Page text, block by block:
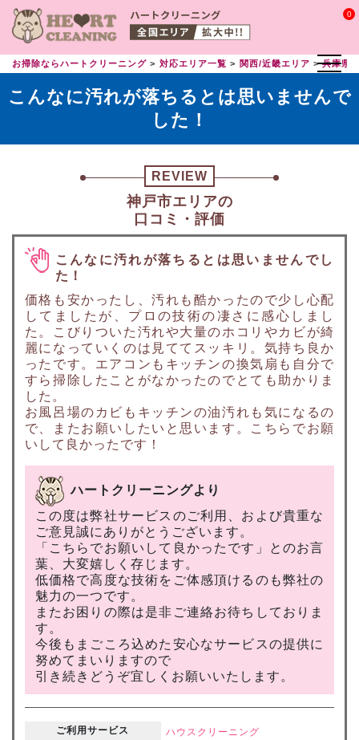
0
お掃除ならハートクリーニング 対応エリア一覧 関西/近畿エリア 兵庫県
こんなに汚れが落ちるとは思いませんで
した！
REVIEW
神戸市エリアの
口コミ・評価
こんなに汚れが落ちるとは思いませんでし
た！
価格も安かったし、汚れも酷かったので少し心配
してましたが、プロの技術の凄さに感心しまし
た。こびりついた汚れや大量のホコリやカビが綺
麗になっていくのは見ててスッキリ。気持ち良か
ったです。エアコンもキッチンの換気扇も自分で
すら掃除したことがなかったのでとても助かりま
した。
お風呂場のカビもキッチンの油汚れも気になるの
で、またお願いしたいと思います。こちらでお願
いして良かったです！
ハートクリーニングより
この度は弊社サービスのご利用、および貴重な
ご意見誠にありがとうございます。
「こちらでお願いして良かったです」とのお言
葉、大変嬉しく存じます。
低価格で高度な技術をご体感頂けるのも弊社の
魅力の一つです。
またお困りの際は是非ご連絡お待ちしておりま
す。
今後もまごころ込めた安心なサービスの提供に
努めてまいりますので
引き続きどうぞ宜しくお願いいたします。
ご利用サービス
ハウスクリーニング